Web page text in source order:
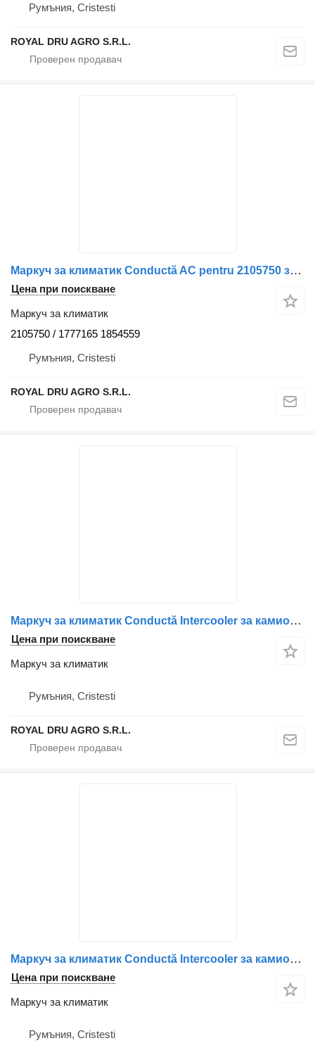
Румъния, Cristesti
ROYAL DRU AGRO S.R.L.
Маркуч за климатик Conductă AC pentru 2105750 за камион Scania – Coduri: 2105750, 1777165, 1854559
Цена при поискване
Маркуч за климатик
2105750 / 1777165 1854559
Румъния, Cristesti
ROYAL DRU AGRO S.R.L.
Маркуч за климатик Conductă Intercooler за камион Scania 1367185
Цена при поискване
Маркуч за климатик
Румъния, Cristesti
ROYAL DRU AGRO S.R.L.
Маркуч за климатик Conductă Intercooler за камион Scania 2436021
Цена при поискване
Маркуч за климатик
Румъния, Cristesti